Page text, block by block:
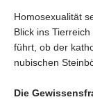
Homosexualität
Blick ins
führt, ob der
nubischen
Die